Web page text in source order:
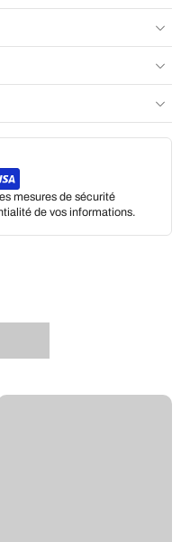
mesures de sécurité
de vos informations.